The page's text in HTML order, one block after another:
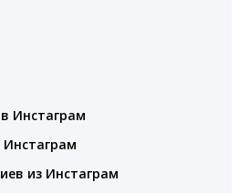
Инстаграм
Инстаграм
из Инстаграм